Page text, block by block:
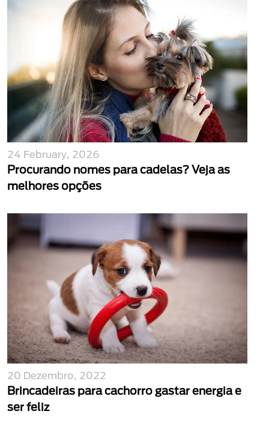
24 February, 2026
Procurando nomes para cadelas? Veja as
melhores opções
20 Dezembro, 2022
Brincadeiras para cachorro gastar energia e
ser feliz